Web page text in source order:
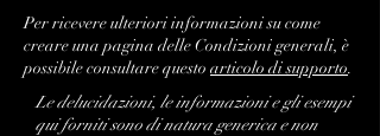
Per ricevere ulteriori informazioni su come
creare una pagina delle Condizioni generali, è
possibile consultare questo articolo di supporto.
Le delucidazioni, le informazioni e gli esempi
qui forniti sono di natura generica e non